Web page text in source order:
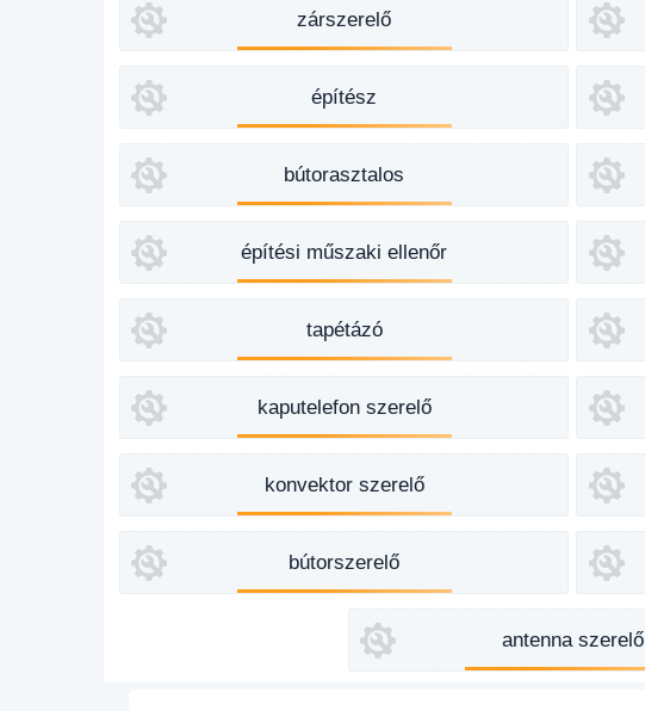
zárszerelő
építész
bútorasztalos
építési műszaki ellenőr
tapétázó
kaputelefon szerelő
konvektor szerelő
bútorszerelő
antenna szerelő